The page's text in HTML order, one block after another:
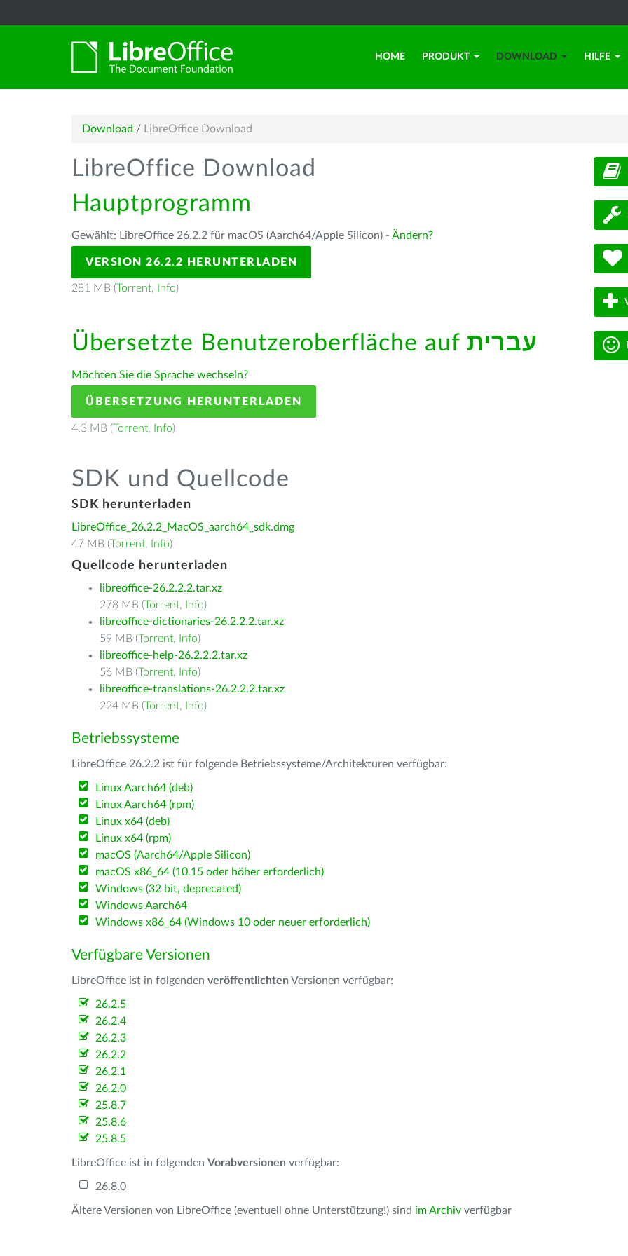
HOME PRODUKT DOWNLOAD HILFE
Download / LibreOffice Download
LibreOffice Download
Hauptprogramm
Gewählt: LibreOffice 26.2.2 für macOS (Aarch64/Apple Silicon) - Ändern?
VERSION 26.2.2 HERUNTERLADEN
281 MB (Torrent, Info)
Übersetzte Benutzeroberfläche auf עברית
Möchten Sie die Sprache wechseln?
ÜBERSETZUNG HERUNTERLADEN
4.3 MB (Torrent, Info)
SDK und Quellcode
SDK herunterladen
LibreOffice_26.2.2_MacOS_aarch64_sdk.dmg
47 MB (Torrent, Info)
Quellcode herunterladen
libreoffice-26.2.2.2.tar.xz
278 MB (Torrent, Info)
libreoffice-dictionaries-26.2.2.2.tar.xz
59 MB (Torrent, Info)
libreoffice-help-26.2.2.2.tar.xz
56 MB (Torrent, Info)
libreoffice-translations-26.2.2.2.tar.xz
224 MB (Torrent, Info)
Betriebssysteme
LibreOffice 26.2.2 ist für folgende Betriebssysteme/Architekturen verfügbar:
Linux Aarch64 (deb)
Linux Aarch64 (rpm)
Linux x64 (deb)
Linux x64 (rpm)
macOS (Aarch64/Apple Silicon)
macOS x86_64 (10.15 oder höher erforderlich)
Windows (32 bit, deprecated)
Windows Aarch64
Windows x86_64 (Windows 10 oder neuer erforderlich)
Verfügbare Versionen
LibreOffice ist in folgenden veröffentlichten Versionen verfügbar:
26.2.5
26.2.4
26.2.3
26.2.2
26.2.1
26.2.0
25.8.7
25.8.6
25.8.5
LibreOffice ist in folgenden Vorabversionen verfügbar:
26.8.0
Ältere Versionen von LibreOffice (eventuell ohne Unterstützung!) sind im Archiv verfügbar